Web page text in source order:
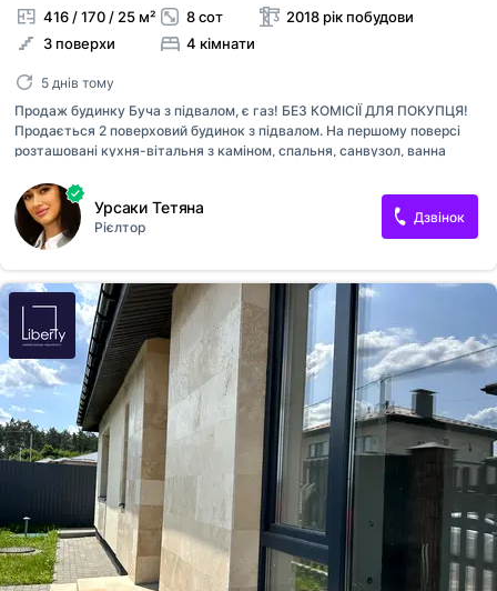
416 / 170 / 25 м²
3 поверхи
8 сот
4 кімнати
2018 рік побудови
5 днів тому
Продаж будинку Буча з підвалом, є газ! БЕЗ КОМІСІЇ ДЛЯ ПОКУПЦЯ!
Продається 2 поверховий будинок з підвалом. На першому поверсі
розташовані кухня-вітальня з каміном, спальня, санвузол, ванна
дитячу кімнату для дівчинки, дитячу кімнату для хлопчика,
гардеробну, ванну кімнату та 2 санвузли. У підвалі знаходяться
спортзал, лазня, душова та котельня. Будинок газифікований, має
двоконтурний газовий котел та електрокотел. Електроенергія
становить 18кВт, 3 фази. Водопостачання та каналізація
централізовані, також є свердловина та септик. В санвузлах
встановлені теплі підлоги. Будинок оснащений усією необхідною
побутовою технікою:...
Урсаки Тетяна
Рієлтор
Дзвінок